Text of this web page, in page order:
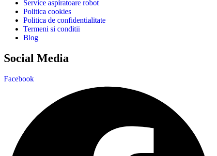
Service aspiratoare robot
Politica cookies
Politica de confidentialitate
Termeni si conditii
Blog
Social Media
Facebook